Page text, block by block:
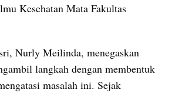
Kesehatan Mata Fakultas
Nurly Meilinda, menegaskan
langkah dengan membentuk
masalah ini. Sejak